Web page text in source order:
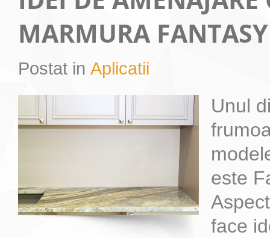
MARMURA
Postat in Aplicatii
Unul
este
face